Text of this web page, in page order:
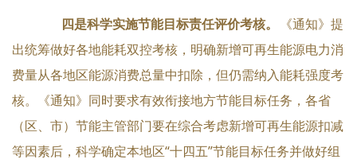
四是科学实施节能目标责任评价考核。
《通知》提
出统筹做好各地能耗双控考核，明确新增可再生能源电力消
费量从各地区能源消费总量中扣除，但仍需纳入能耗强度考
核。《通知》同时要求有效衔接地方节能目标任务，各省
（区、市）节能主管部门要在综合考虑新增可再生能源扣减
等因素后，科学确定本地区“十四五”节能目标任务并做好组